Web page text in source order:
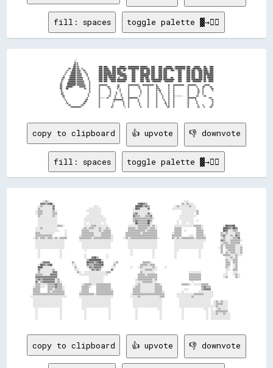
fill: spaces toggle palette ▓→✊🏽
                        ██░░▓▓
                      ▒▒██░░▓▓
                      ████░░▓▓▒▒                                ██████  ██████        ██████      ████████▒▒    ██████████████████  ██████████▓▓      ██████      ██████      ██████████    ▒▒████████████████  ██████      ▓▓██████▓▓      ████      ██████
              ▓▓▓▓  ▒▒████░░▓▓▓▓  ░░▓▓                          ██████  ████████      ██████  ██████████████▓▓  ██████████████████  ██████████████▒▒  ██████      ██████  ▓▓██████████████  ▒▒████████████████  ██████    ██████████████    ██████    ██████
          ░░▓▓      ██████░░▓▓▓▓▓▓    ▓▓▓▓                      ██████  ██████████    ██████  ██████    ████      ░░  ██████  ░░░░  ██████    ██████  ██████      ██████  ██████      ██████  ░░░░██████  ░░░░  ██████  ██████    ▓▓██████  ██████▒▒  ██████
        ░░▓▓      ▓▓██████░░▓▓▓▓▓▓      ▒▒▓▓                    ██████  ████▓▓██████  ██████  ██████▓▓▒▒              ██████        ██████    ██████  ██████      ██████  ██████                  ██████        ██████  ██████      ██████  ████████  ██████
        ▓▓        ████████░░▓▓▓▓▓▓▓▓      ▒▒▓▓                  ██████  ████████████▒▒██████  ▓▓████████████          ██████        ████████████████  ██████      ██████  ██████                  ██████        ██████  ██████      ██████  ████████████████
      ▓▓        ▓▓████████░░▓▓▓▓▓▓▓▓        ▓▓                  ██████  ██████▒▒██████▓▓████      ▓▓██████████        ██████        ██████████████    ██████      ██████  ██████                  ██████        ██████  ██████      ██████  ████  ██████████
    ▓▓▓▓        ██████████░░▓▓▓▓▓▓▓▓▓▓        ▓▓                ██████  ██████  ▓▓██████████    ██      ▓▓████        ██████        ██████  ██████    ██████      ██████  ██████      ████        ██████        ██████  ██████      ██████  ████  ██████████
  ▒▒▓▓        ▓▓██████████░░▓▓▓▓▓▓▓▓▓▓        ▓▓                ██████  ██████    ▓▓████████  ██████▓▓████████        ██████        ██████  ▒▒████▒▒  ██████████████████  ██████████████████      ██████        ██████  ▓▓████████████████  ████    ████████
  ▓▓░░        ████████████░░▓▓▓▓▓▓▓▓▓▓▓▓        ▓▓              ██████  ██████      ████████  ██████████████          ██████        ██████    ██████    ██████████████      ██████████████        ██████        ██████    ██████████████    ████    ████████
▒▒▓▓        ██████████████░░▓▓▓▓▓▓▓▓▓▓▓▓        ▓▓
▓▓▓▓        ██████████████  ▓▓▓▓▓▓▓▓▓▓▓▓▓▓      ▓▓              ▓▓▓▓▓▓▓▓▓▓▓▓▓▓                ▒▒▓▓              ▓▓▓▓▓▓▓▓▓▓▓▓▓▓▓▓▓▓      ██▓▓▓▓▓▓▓▓▓▓▓▓▓▓▓▓░░  ██                  ██      ▓▓▓▓▓▓▓▓▓▓▓▓▓▓▓▓▓▓      ▓▓▓▓▓▓▓▓▓▓▓▓▓▓            ▒▒▓▓▓▓▓▓▓▓
▓▓▓▓      ▓▓████████▒▒          ▓▓▓▓▓▓▓▓▓▓      ▓▓              ▓▓            ▓▓▓▓            ▓▓▓▓              ▓▓              ▒▒▓▓            ▓▓            ▓▓▓▓                ▓▓      ▓▓                    ░░▓▓            ▓▓        ▓▓▓▓        ▓▓▓▓
▓▓▓▓      ████                          ▓▓▒▒    ▓▓              ▓▓              ▓▓▒▒          ▓▓  ▒▒            ▓▓                ▓▓            ▓▓            ▓▓▒▒▓▓              ▓▓      ▓▓                    ░░▓▓              ▓▓      ▓▓            ▓▓▓▓
░░▓▓                                            ▓▓              ▓▓                ▓▓              ▓▓            ▓▓                  ▓▓          ▓▓            ▓▓  ▓▓▓▓            ▓▓      ▓▓                    ░░▓▓              ▓▓▒▒    ▓▓              ▓▓
  ▓▓▒▒                                          ▓▓              ▓▓                ▓▓        ▓▓    ▒▒            ▓▓                  ▓▓          ▓▓            ▓▓    ▓▓            ▓▓      ▓▓                    ░░▓▓              ▓▓▒▒    ▓▓
  ▓▓▓▓                                        ▓▓                ▓▓                ▓▓        ▓▓      ▓▓          ▓▓                  ▒▒          ▓▓            ▓▓      ▓▓          ▓▓      ▓▓                    ░░▓▓              ▓▓      ▓▓
    ▓▓▓▓                                      ▓▓                ▓▓              ▓▓▒▒      ▓▓        ▓▓          ▓▓                ▓▓            ▓▓            ▓▓        ▓▓        ▓▓      ▓▓░░░░░░░░░░░░░░      ░░▓▓            ▓▓▒▒        ▓▓▓▓
      ▓▓                                    ▓▓                  ▓▓░░░░░░░░  ▒▒▓▓          ▓▓          ▓▓        ▓▓▓▓▓▓▓▓▓▓▓▓▓▓▓▓                ▓▓            ▓▓        ▓▓        ▓▓      ▓▓                    ░░▓▓▓▓▓▓▓▓▓▓▓▓▓▓                    ▒▒▓▓▒▒
        ▓▓                                ▓▓▓▓                  ▓▓                      ▓▓▓▓▓▓▓▓▓▓▓▓▓▓▓▓        ▓▓              ▓▓              ▓▓            ▓▓          ▓▓      ▓▓      ▓▓                    ░░▓▓          ▓▓                        ▒▒▓▓
          ▓▓                            ▓▓██                    ▓▓                      ▓▓            ▒▒▒▒      ▓▓              ▓▓              ▓▓            ▓▓            ▓▓    ▓▓      ▓▓                    ░░▓▓            ▓▓                        ▓▓
          ▒▒▓▓                        ▓▓▓▓                      ▓▓                    ▒▒                ▓▓      ▓▓                ▓▓            ▓▓            ▓▓            ▓▓▒▒  ▓▓      ▓▓                    ░░▓▓            ▓▓                        ▓▓
              ▓▓▓▓                ▒▒▓▓▒▒                        ▓▓                    ▓▓                ▓▓      ▓▓                ▓▓            ▓▓            ▓▓              ▓▓  ▓▓      ▓▓                    ░░▓▓              ▓▓      ▓▓            ▒▒▓▓
copy to clipboard 👍 upvote 👎 downvote
fill: spaces toggle palette ▓→✊🏽
        ▓▓▓▓▒▒▓▓██░░                                                                    ▓▓██▓▓▒▒                            ▒▒░░▒▒░░░░
      ░░▒▒░░░░░░░░▓▓                                ░░░░                              ██████▒▒▓▓▒▒                    ░░▒▒░░░░░░░░▒▒░░░░
      ▒▒░░░░░░░░░░▓▓                            ░░░░░░░░░░                          ░░██▓▓░░░░░░▓▓                  ░░░░░░░░░░░░░░░░░░░░
    ░░▒▒▒▒░░░░░░░░▒▒▒▒                          ░░░░░░░░░░                          ▒▒▓▓░░░░░░░░▓▓░░                        ░░░░░░░░░░  ▒▒
      ▒▒░░░░░░░░░░▒▒░░                        ░░░░░░░░░░░░░░                        ▓▓▒▒▒▒░░░░▒▒▒▒▓▓                      ░░░░░░░░░░░░░░
      ░░░░░░░░░░░░░░░░                      ░░░░░░░░░░░░░░░░░░                      ▒▒▓▓▒▒▒▒▒▒▒▒██▒▒                    ░░  ░░░░░░░░░░  ░░
      ░░░░░░░░░░░░░░░░                      ░░  ░░░░░░░░░░  ░░                      ░░██▒▒▒▒▒▒▒▒██░░                    ░░  ░░░░  ░░░░
      ░░░░░░░░░░░░░░░░▒▒▒▒░░                ░░░░░░▒▒▒▒░░░░░░░░░░                ░░░░░░░░▒▒▒▒▒▒▒▒▒▒░░▒▒░░              ░░░░░░░░░░░░░░░░▒▒▒▒▒▒░░                ░░██▓▓▓▓██
    ░░░░▒▒░░░░░░░░░░░░                    ░░▒▒░░▒▒▒▒░░░░▒▒░░░░▒▒░░              ▒▒▒▒▒▒░░▒▒▒▒▒▒▒▒░░▒▒▒▒░░              ▒▒▒▒▒▒            ▒▒▒▒░░                ████▓▓▒▒██▓▓
    ░░░░░░░░░░░░░░░░░░░░    ░░            ▒▒▒▒▒▒░░░░░░░░▒▒░░▒▒▒▒▒▒              ▒▒▒▒▒▒▒▒▒▒▒▒▒▒░░▒▒▒▒▒▒▒▒              ▒▒▒▒▒▒  ░░        ▒▒▒▒▒▒                ██▓▓░░░░▒▒▒▒
    ▒▒▒▒▒▒▒▒▒▒▒▒▒▒          ░░          ░░▒▒▒▒▒▒▒▒▒▒░░░░░░▒▒▒▒▒▒▒▒░░          ▒▒▒▒▒▒▒▒▒▒▒▒▒▒▒▒▒▒▒▒▒▒▒▒▒▒            ▒▒▒▒▒▒▒▒      ░░░░  ▒▒▒▒▒▒░░            ▒▒▓▓░░░░▒▒░░▓▓▒▒
  ░░▒▒░░▒▒▒▒░░▒▒▒▒░░▒▒░░▒▒▒▒▒▒          ▒▒▒▒▒▒▒▒▒▒░░▒▒▒▒▒▒▒▒▒▒▒▒▒▒░░        ░░▒▒░░▒▒▒▒▒▒▒▒▒▒▒▒▒▒▒▒▒▒▒▒▒▒░░          ▒▒░░▒▒░░▒▒▒▒▒▒▒▒▒▒░░▒▒▒▒▒▒▒▒            ░░▒▒░░░░░░▒▒▒▒▓▓
    ░░░░░░░░░░░░░░░░░░░░░░░░            ░░░░░░░░░░░░░░░░░░░░░░░░░░░░            ░░░░░░░░░░░░░░░░░░░░░░░░              ░░░░░░░░░░░░░░░░░░░░░░░░░░            ▓▓▒▒░░░░▒▒▒▒▒▒▒▒░░
      ░░                ░░                  ░░    ▓▓██▒▒      ░░                                    ░░                ░░                  ░░                    ░░░░▒▒░░▒▒
                                              ▒▒██████████░░                                                                                                    ▒▒░░░░▒▒▒▒
        ░░▓▓▓▓▓▓                  ▒▒          ██▓▓▓▓▒▒▓▓██▓▓        ░░▒▒                    ▒▒▒▒▒▒░░                                                            ▒▒▒▒  ▒▒▒▒
      ░░██▓▓▒▒▓▓██                ░░░░        ▓▓▒▒▒▒▓▓▓▓▓▓██        ▒▒                    ▒▒▒▒▒▒░░▒▒▒▒                                                          ▒▒▒▒  ░░▒▒
      ████░░░░░░░░                  ▒▒        ░░▓▓▒▒▓▓▓▓▓▓░░      ░░░░            ░░    ░░▒▒░░░░░░░░▒▒░░      ░░                                                ▒▒░░  ░░▒▒
      ▓▓░░░░░░░░░░▒▒                ░░░░        ░░▓▓▒▒▓▓▒▒        ▓▓                      ░░░░▒▒▒▒▒▒░░░░                                                        ░░░░  ▒▒▒▒
      ▒▒░░░░░░░░░░▓▓▓▓                ▒▒░░  ░░░░░░░░░░░░░░░░░░▒▒▒▒                        ▒▒░░░░░░░░░░                            ░░░░░░░░░░                    ░░    ░░░░
    ▒▒▒▒▒▒░░░░░░▓▓▓▓▓▓                  ░░░░░░░░░░░░░░░░░░░░░░░░                        ▒▒▒▒▒▒░░▒▒▒▒▒▒▒▒                          ▒▒▒▒▒▒▒▒▒▒                  ░░░░    ░░▒▒░░
    ▓▓▓▓▓▓▓▓▓▓▓▓▓▓▓▓▓▓                          ░░░░░░░░░░░░                            ▒▒▒▒▒▒▒▒▒▒▒▒▒▒▒▒                          ▒▒▒▒▒▒▒▒▒▒                  ░░▒▒      ▒▒░░
    ▒▒▓▓▒▒▓▓▓▓▓▓▓▓▓▓░░▒▒                        ░░░░░░░░░░░░                          ░░▒▒▒▒▒▒▒▒▒▒▒▒░░▒▒                          ▒▒▒▒▒▒▒▒▒▒
    ▓▓░░▒▒▓▓▓▓▓▓▓▓▓▓░░▒▒░░                      ░░░░░░░░░░░░                          ░░░░░░▒▒▒▒▒▒▒▒░░░░                            ░░
    ▒▒▒▒░░░░░░▒▒▒▒▒▒▓▓▒▒▒▒                ░░▒▒▒▒▒▒░░░░▒▒▒▒▒▒▒▒▒▒▒▒                    ░░▒▒░░░░░░░░░░░░▒▒▒▒░░                ▒▒▒▒▒▒░░  ░░░░░░▒▒▒▒▒▒
  ░░▒▒▒▒░░░░  ▒▒▒▒▒▒▓▓▒▒▒▒░░              ▒▒▒▒▒▒░░    ▒▒▒▒▒▒▒▒▒▒▒▒                  ░░▒▒▒▒░░░░░░░░░░░░▒▒▒▒▒▒                                ▒▒▓▓▒▒▒▒
  ▒▒▒▒▒▒      ▒▒▒▒░░▒▒▒▒▒▒░░              ▒▒▒▒▒▒      ▒▒▒▒▒▒▒▒▒▒▒▒░░                ▒▒▒▒▒▒░░░░░░░░░░░░▒▒▒▒▒▒                  ░░░░          ▒▒▓▓▓▓▓▓
copy to clipboard 👍 upvote 👎 downvote